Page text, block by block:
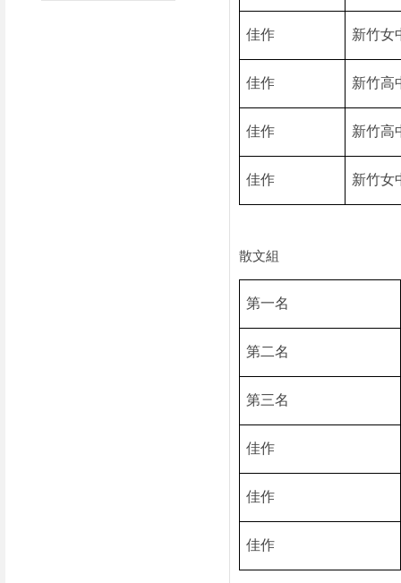
佳作 新竹女
佳作 新竹高
佳作 新竹高
佳作 新竹女
散文組
第一名
第二名
第三名
佳作
佳作
佳作